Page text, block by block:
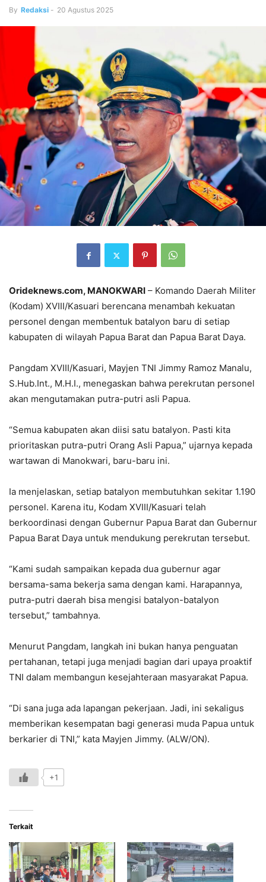
By Redaksi - 20 Agustus 2025
Orideknews.com, MANOKWARI – Komando Daerah Militer
(Kodam) XVIII/Kasuari berencana menambah kekuatan
personel dengan membentuk batalyon baru di setiap
kabupaten di wilayah Papua Barat dan Papua Barat Daya.
Pangdam XVIII/Kasuari, Mayjen TNI Jimmy Ramoz Manalu,
S.Hub.Int., M.H.I., menegaskan bahwa perekrutan personel
akan mengutamakan putra-putri asli Papua.
“Semua kabupaten akan diisi satu batalyon. Pasti kita
prioritaskan putra-putri Orang Asli Papua,” ujarnya kepada
wartawan di Manokwari, baru-baru ini.
Ia menjelaskan, setiap batalyon membutuhkan sekitar 1.190
personel. Karena itu, Kodam XVIII/Kasuari telah
berkoordinasi dengan Gubernur Papua Barat dan Gubernur
Papua Barat Daya untuk mendukung perekrutan tersebut.
“Kami sudah sampaikan kepada dua gubernur agar
bersama-sama bekerja sama dengan kami. Harapannya,
putra-putri daerah bisa mengisi batalyon-batalyon
tersebut,” tambahnya.
Menurut Pangdam, langkah ini bukan hanya penguatan
pertahanan, tetapi juga menjadi bagian dari upaya proaktif
TNI dalam membangun kesejahteraan masyarakat Papua.
“Di sana juga ada lapangan pekerjaan. Jadi, ini sekaligus
memberikan kesempatan bagi generasi muda Papua untuk
berkarier di TNI,” kata Mayjen Jimmy. (ALW/ON).
+1
Terkait